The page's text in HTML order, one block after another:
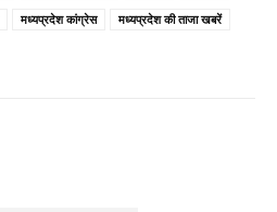
मध्यप्रदेश कांग्रेस
मध्यप्रदेश की ताजा खबरें